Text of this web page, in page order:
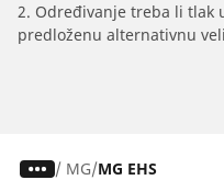
2. Određivanje treba li tlak
predloženu alternativnu
/ MG MG EHS